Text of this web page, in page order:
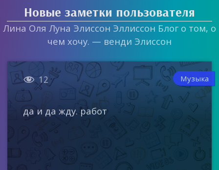
Новые заметки пользователя
Лина Оля Луна Элиссон Эллиссон Блог о том, о
чем хочу. — венди Элиссон
 12 Музыка
да и да жду. работ